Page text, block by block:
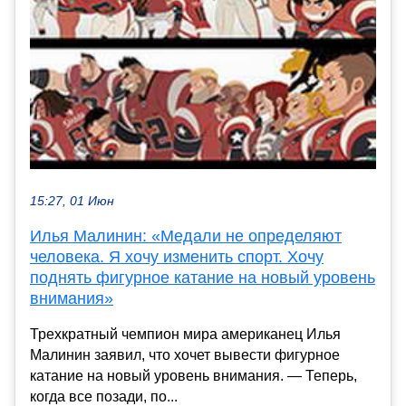
15:27, 01 Июн
Илья Малинин: «Медали не определяют
человека. Я хочу изменить спорт. Хочу
поднять фигурное катание на новый уровень
внимания»
Трехкратный чемпион мира американец Илья
Малинин заявил, что хочет вывести фигурное
катание на новый уровень внимания. — Теперь,
когда все позади, по...